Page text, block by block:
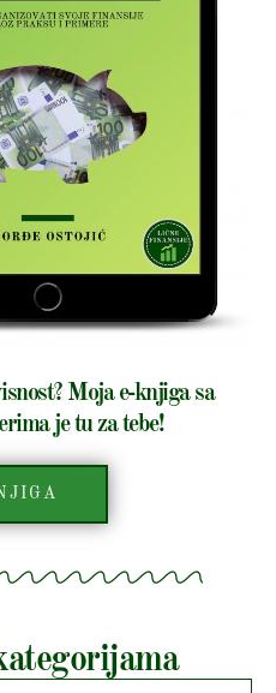
Moja e-knjiga sa
je tu za tebe!